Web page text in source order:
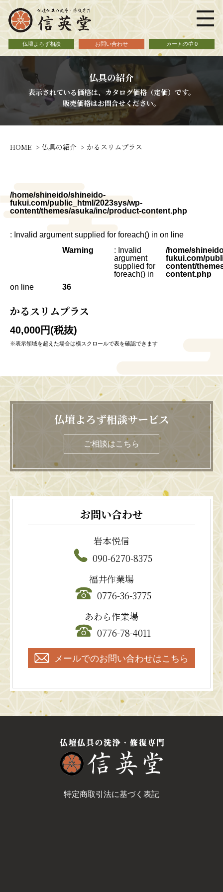
仏壇よろず相談 お問い合わせ カートの中 0
仏具の紹介
表示されている価格は、カタログ価格（定価）です。
販売価格はお問合せください。
HOME 仏具の紹介 かるスリムプラス
/home/shineido/shineido-
fukui.com/public_html/2023sys/wp-
content/themes/asuka/inc/product-content.php
: Invalid argument supplied for foreach() inon line
Warning
: Invalid
argument
supplied for
foreach() in
/home/
fukui.com/
content/
content.php
on line
36
かるスリムプラス
40,000円(税抜)
仏壇よろず相談サービス
ご相談はこちら
お問い合わせ
岩本悦信
090-6270-8375
福井作業場
0776-36-3775
あわら作業場
0776-78-4011
メールでのお問い合わせはこちら
特定商取引法に基づく表記